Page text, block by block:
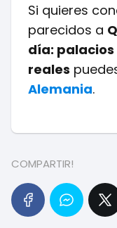
Si quieres
parecidos a
día:
reales
Alemania.
COMPARTIR!